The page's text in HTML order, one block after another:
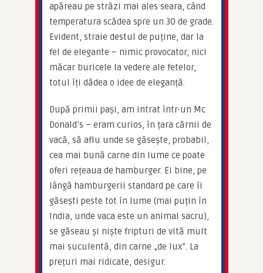
apăreau pe străzi mai ales seara, când
temperatura scădea spre un 30 de grade.
Evident, straie destul de puține, dar la
fel de elegante – nimic provocator, nici
măcar buricele la vedere ale fetelor,
totul îți dădea o idee de eleganță.
După primii pași, am intrat într-un Mc
Donald’s – eram curios, în țara cărnii de
vacă, să aflu unde se găsește, probabil,
cea mai bună carne din lume ce poate
oferi rețeaua de hamburger. Ei bine, pe
lângă hamburgerii standard pe care îi
găsești peste tot în lume (mai puțin în
India, unde vaca este un animal sacru),
se găseau și niște fripturi de vită mult
mai suculentă, din carne „de lux”. La
prețuri mai ridicate, desigur.